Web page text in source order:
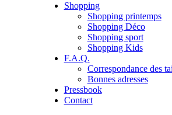
Shopping
Shopping printemps
Shopping Déco
Shopping sport
Shopping Kids
F.A.Q.
Correspondance des
Bonnes adresses
Pressbook
Contact